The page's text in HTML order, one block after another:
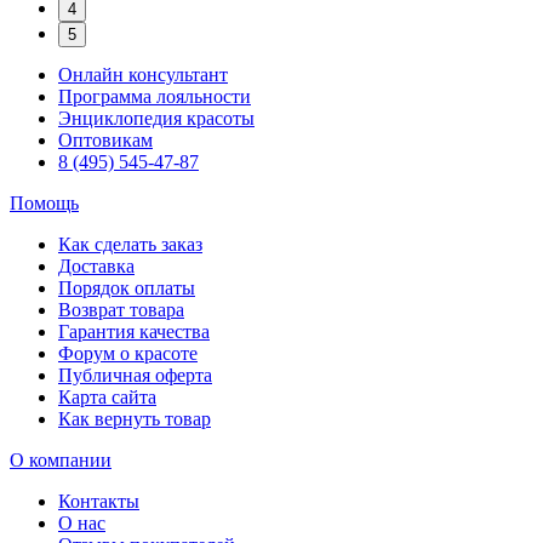
4
5
Онлайн консультант
Программа лояльности
Энциклопедия красоты
Оптовикам
8 (495) 545-47-87
Помощь
Как сделать заказ
Доставка
Порядок оплаты
Возврат товара
Гарантия качества
Форум о красоте
Публичная оферта
Карта сайта
Как вернуть товар
О компании
Контакты
О нас